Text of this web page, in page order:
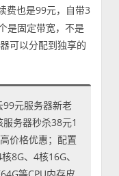
费也是99元，自带3
是固定带宽，不是
可以分配到独享的
99元服务器新老
务器秒杀38元1
价格优惠；配置
8G、4核16G、